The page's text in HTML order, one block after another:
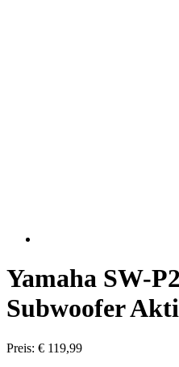
Yamaha SW-
Subwoofer
Preis: € 119,99